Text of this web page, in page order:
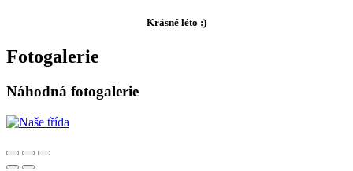
Krásné léto :)
Fotogalerie
Náhodná fotogalerie